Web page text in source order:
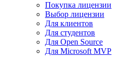
Покупка лицензии
Выбор лицензии
Для клиентов
Для студентов
Для Open Source
Для Microsoft MVP